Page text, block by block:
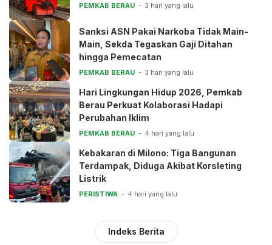
PEMKAB BERAU 3 hari yang lalu
Sanksi ASN Pakai Narkoba Tidak Main-
Main, Sekda Tegaskan Gaji Ditahan
hingga Pemecatan
PEMKAB BERAU 3 hari yang lalu
Hari Lingkungan Hidup 2026, Pemkab
Berau Perkuat Kolaborasi Hadapi
Perubahan Iklim
PEMKAB BERAU 4 hari yang lalu
Kebakaran di Milono: Tiga Bangunan
Terdampak, Diduga Akibat Korsleting
Listrik
PERISTIWA 4 hari yang lalu
Indeks Berita